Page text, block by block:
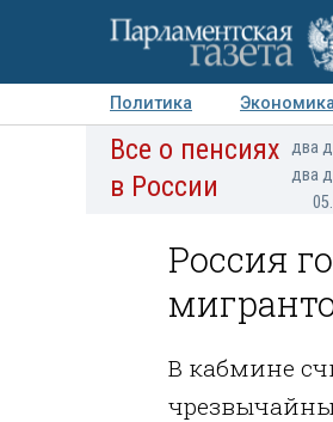
Политика
Авторы Персоны
Все о пенсиях
в России
два
два
Россия
В кабмине